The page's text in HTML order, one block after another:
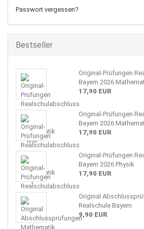
Passwort vergessen?
Bestseller
Original-Prüfungen
Bayern 2026
17,90 EUR
Original-Prüfungen
Bayern 2026
17,90 EUR
Original-Prüfungen
Bayern 2026 Physik
17,90 EUR
Original
Realschule Bayern
9,90 EUR